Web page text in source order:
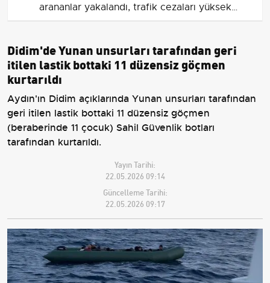
arananlar yakalandı, trafik cezaları yüksek
seyretti
Didim'de Yunan unsurları tarafından geri
itilen lastik bottaki 11 düzensiz göçmen
kurtarıldı
Aydın'ın Didim açıklarında Yunan unsurları tarafından
geri itilen lastik bottaki 11 düzensiz göçmen
(beraberinde 11 çocuk) Sahil Güvenlik botları
tarafından kurtarıldı.
Yayın Tarihi:
22.05.2026 09:14
Güncelleme Tarihi:
22.05.2026 09:17